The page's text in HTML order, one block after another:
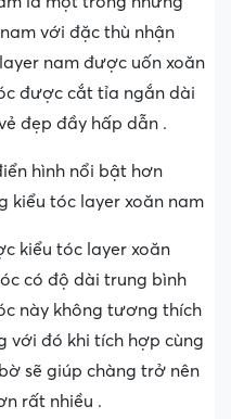
với đặc thù nhận
nam được uốn xoăn
được cắt tỉa ngắn dài
đẹp đầy hấp dẫn .
hình nổi bật hơn
kiểu tóc layer xoăn nam
kiểu tóc layer xoăn
có độ dài trung bình
này không tương thích
với đó khi tích hợp cùng
sẽ giúp chàng trở nên
rất nhiều .